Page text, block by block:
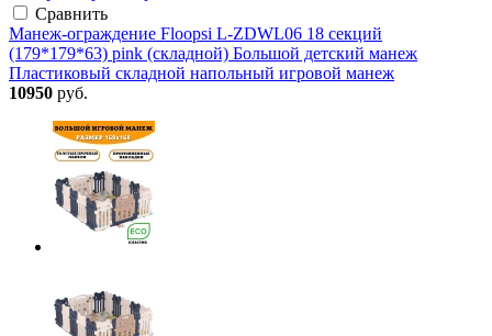
Сравнить
Манеж-ограждение Floopsi L-ZDWL06 18 секций
(179*179*63) pink (складной) Большой детский манеж
Пластиковый складной напольный игровой манеж
10950 руб.